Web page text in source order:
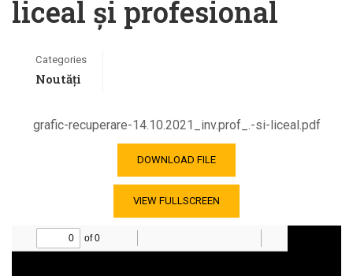
liceal și profesional
Categories
Noutăți
grafic-recuperare-14.10.2021_inv.prof_.-si-liceal.pdf
DOWNLOAD FILE
VIEW FULLSCREEN